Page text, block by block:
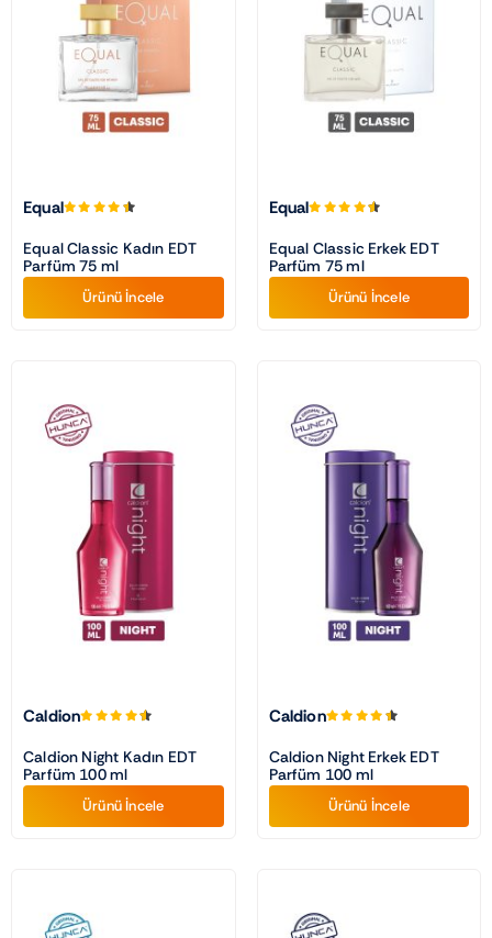
Equal
Equal Classic Kadın EDT
Parfüm 75 ml
Ürünü İncele
Equal
Equal Classic Erkek EDT
Parfüm 75 ml
Ürünü İncele
Caldion
Caldion Night Kadın EDT
Parfüm 100 ml
Ürünü İncele
Caldion
Caldion Night Erkek EDT
Parfüm 100 ml
Ürünü İncele